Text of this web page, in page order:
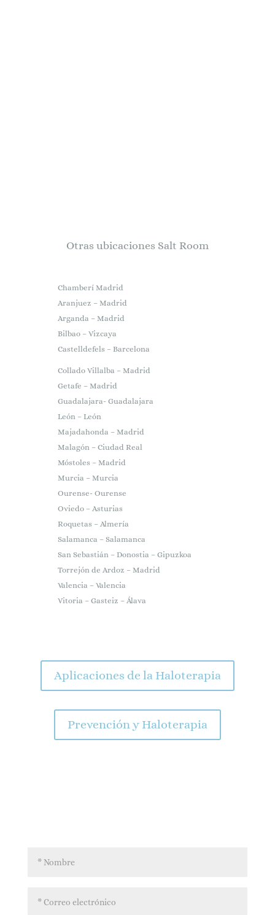
Otras ubicaciones Salt Room
Chamberí Madrid
Aranjuez – Madrid
Arganda – Madrid
Bilbao – Vizcaya
Castelldefels – Barcelona
Collado Villalba – Madrid
Getafe – Madrid
Guadalajara- Guadalajara
León – León
Majadahonda – Madrid
Malagón – Ciudad Real
Móstoles – Madrid
Murcia – Murcia
Ourense- Ourense
Oviedo – Asturias
Roquetas – Almería
Salamanca – Salamanca
San Sebastián – Donostia – Gipuzkoa
Torrejón de Ardoz – Madrid
Valencia – Valencia
Vitoria – Gasteiz – Álava
Aplicaciones de la Haloterapia
Prevención y Haloterapia